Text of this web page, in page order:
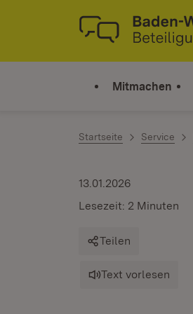
Zum Inhalt springen
Link zur Startseite
Mitmachen
Startseite Service
13.01.2026
Lesezeit: 2 Minuten
Teilen
Text vorlesen